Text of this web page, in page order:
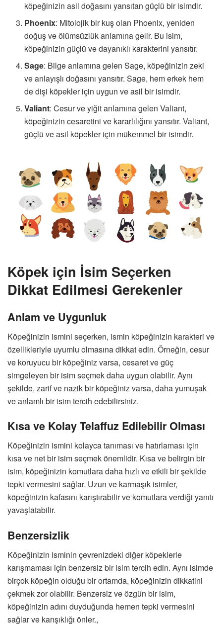
köpeğinizin asil doğasını yansıtan güçlü bir isimdir.
Phoenix: Mitolojik bir kuş olan Phoenix, yeniden
doğuş ve ölümsüzlük anlamına gelir. Bu isim,
köpeğinizin güçlü ve dayanıklı karakterini yansıtır.
Sage: Bilge anlamına gelen Sage, köpeğinizin zeki
ve anlayışlı doğasını yansıtır. Sage, hem erkek hem
de dişi köpekler için uygun ve asil bir isimdir.
Valiant: Cesur ve yiğit anlamına gelen Valiant,
köpeğinizin cesaretini ve kararlılığını yansıtır. Valiant,
güçlü ve asil köpekler için mükemmel bir isimdir.
Köpek için İsim Seçerken
Dikkat Edilmesi Gerekenler
Anlam ve Uygunluk
Köpeğinizin ismini seçerken, ismin köpeğinizin karakteri ve
özellikleriyle uyumlu olmasına dikkat edin. Örneğin, cesur
ve koruyucu bir köpeğiniz varsa, cesaret ve güç
simgeleyen bir isim seçmek daha uygun olabilir. Aynı
şekilde, zarif ve nazik bir köpeğiniz varsa, daha yumuşak
ve anlamlı bir isim tercih edebilirsiniz.
Kısa ve Kolay Telaffuz Edilebilir Olması
Köpeğinizin ismini kolayca tanıması ve hatırlaması için
kısa ve net bir isim seçmek önemlidir. Kısa ve belirgin bir
isim, köpeğinizin komutlara daha hızlı ve etkili bir şekilde
tepki vermesini sağlar. Uzun ve karmaşık isimler,
köpeğinizin kafasını karıştırabilir ve komutlara verdiği yanıtı
yavaşlatabilir.
Benzersizlik
Köpeğinizin isminin çevrenizdeki diğer köpeklerle
karışmaması için benzersiz bir isim tercih edin. Aynı isimde
birçok köpeğin olduğu bir ortamda, köpeğinizin dikkatini
çekmek zor olabilir. Benzersiz ve özgün bir isim,
köpeğinizin adını duyduğunda hemen tepki vermesini
sağlar ve karışıklığı önler.,